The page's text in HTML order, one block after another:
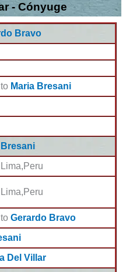
- Cónyuge
Bravo
to Maria Bresani
Bresani
Lima,Peru
Lima,Peru
to Gerardo Bravo
Del Villar